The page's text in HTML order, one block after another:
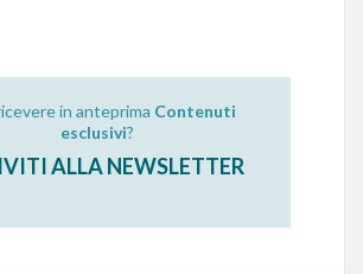
in anteprima Contenuti
esclusivi?
ALLA NEWSLETTER